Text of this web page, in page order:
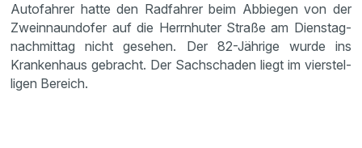
Autofahrer hatte den Radfahrer beim Abbiegen von der
Zweinnaund­ofer auf die Herrn­huter Straße am Diens­tag­
nach­mittag nicht gesehen. Der 82-Jährige wurde ins
Kranken­haus gebracht. Der Sachschaden liegt im vierstel­
ligen Bereich.